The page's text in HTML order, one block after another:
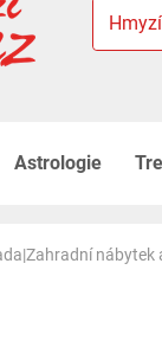
Astrologie
|Zahradní nábytek